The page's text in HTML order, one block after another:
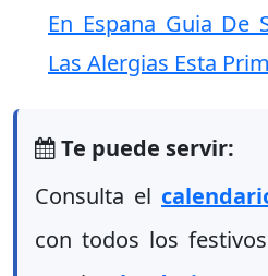
En Espana Guia De
Las Alergias Esta
Te puede servir:
Consulta el
con todos los